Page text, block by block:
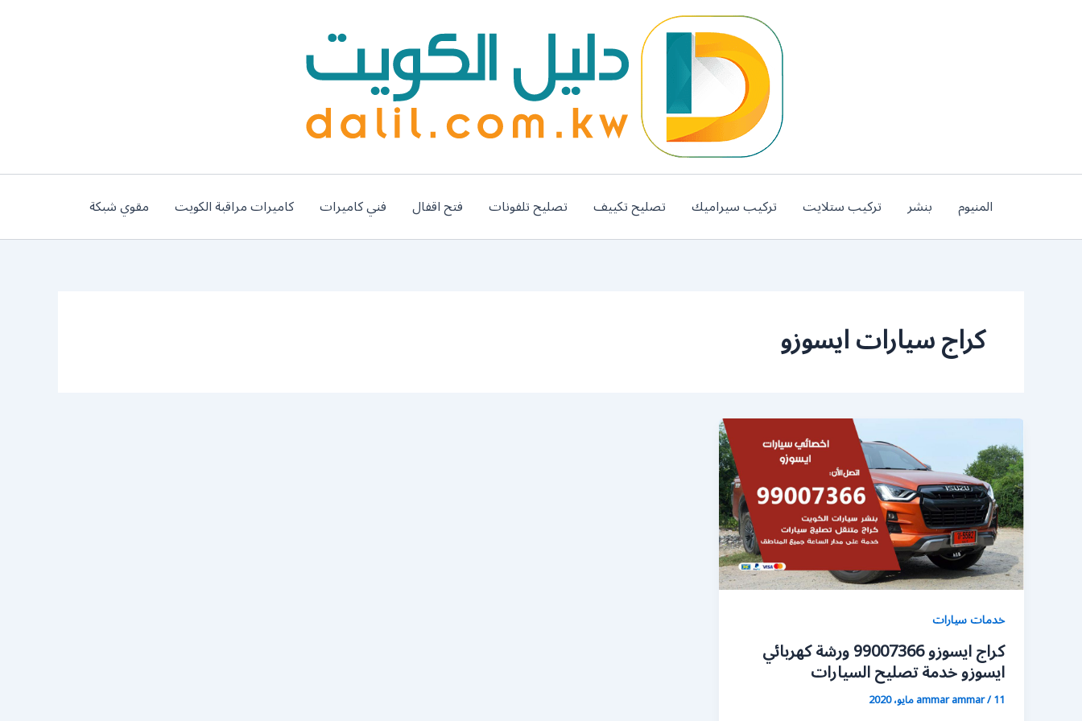
المنيوم بنشر تركيب ستلايت تركيب سيراميك تصليح تكييف تصليح تلفونات فتح اقفال فني كاميرات كاميرات مراقبة الكويت مقوي شبكة
كراج سيارات ايسوزو
خدمات سيارات
كراج ايسوزو 99007366 ورشة كهربائي
ايسوزو خدمة تصليح السيارات
ammar ammar/11 مايو، 2020